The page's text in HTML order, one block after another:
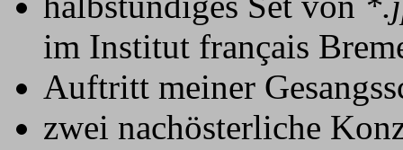
im Institut français
Auftritt meiner
zwei nachösterliche